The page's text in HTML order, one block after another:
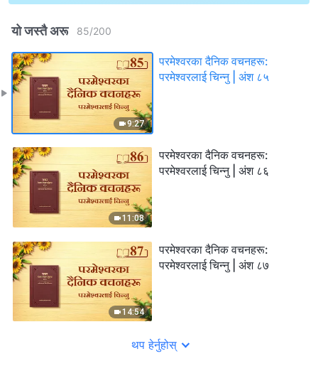
यो जस्तै अरू 85/200
9:27
परमेश्‍वरका दैनिक वचनहरू:
परमेश्‍वरलाई चिन्‍नु | अंश ८५
11:08
परमेश्‍वरका दैनिक वचनहरू:
परमेश्‍वरलाई चिन्‍नु | अंश ८६
14:54
परमेश्‍वरका दैनिक वचनहरू:
परमेश्‍वरलाई चिन्‍नु | अंश ८७
थप हेर्नुहोस्